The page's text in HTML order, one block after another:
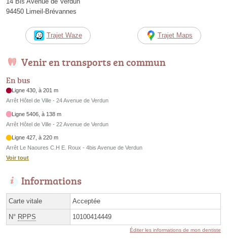
94450 Limeil-Brévannes
Trajet Waze Trajet Maps
Venir en transports en commun
En bus
Ligne 430, à 201 m
Arrêt Hôtel de Ville - 24 Avenue de Verdun
Ligne 5406, à 138 m
Arrêt Hôtel de Ville - 22 Avenue de Verdun
Ligne 427, à 220 m
Arrêt Le Naoures C.H E. Roux - 4bis Avenue de Verdun
Voir tout
Informations
Carte vitale Acceptée
N° RPPS 10100414449
Éditer les informations de mon dentiste